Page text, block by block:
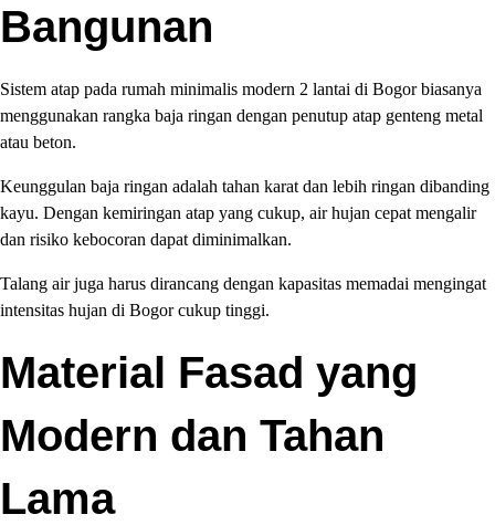
Bangunan
Sistem atap pada rumah minimalis modern 2 lantai di Bogor biasanya
menggunakan rangka baja ringan dengan penutup atap genteng metal
atau beton.
Keunggulan baja ringan adalah tahan karat dan lebih ringan dibanding
kayu. Dengan kemiringan atap yang cukup, air hujan cepat mengalir
dan risiko kebocoran dapat diminimalkan.
Talang air juga harus dirancang dengan kapasitas memadai mengingat
intensitas hujan di Bogor cukup tinggi.
Material Fasad yang
Modern dan Tahan
Lama